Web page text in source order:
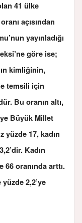
41 ülke
açısından
yayınladığı
göre ise;
kimliğinin,
temsili için
Bu oranın altı,
Büyük Millet
yüzde 17, kadın
Kadın
66 oranında arttı.
2,2’ye